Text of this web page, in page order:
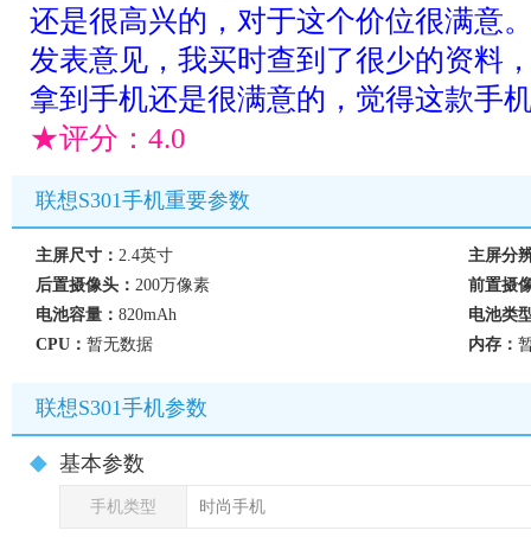
还是很高兴的，对于这个价位很满意
发表意见，我买时查到了很少的资料
拿到手机还是很满意的，觉得这款手
★评分： 4.0
联想S301手机重要参数
主屏尺寸： 2.4英寸
主屏分
后置摄像头： 200万像素
前置摄
电池容量： 820mAh
电池类
CPU： 暂无数据 内存：
联想S301手机参数
基本参数
手机类型 时尚手机